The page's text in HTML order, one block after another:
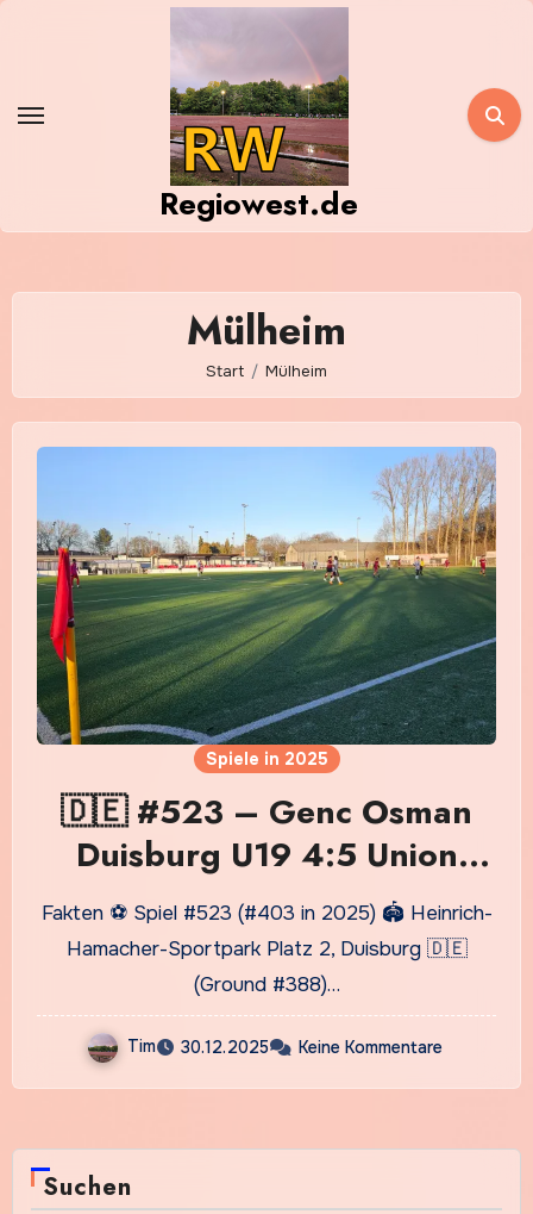
Regiowest.de
Mülheim
Start Mülheim
Spiele in 2025
🇩🇪 #523 – Genc Osman
Duisburg U19 4:5 Union
Mülheim U19
Fakten ⚽ Spiel #523 (#403 in 2025) 🏟️ Heinrich-
Hamacher-Sportpark Platz 2, Duisburg 🇩🇪
(Ground #388)…
Tim 30.12.2025 Keine Kommentare
Suchen